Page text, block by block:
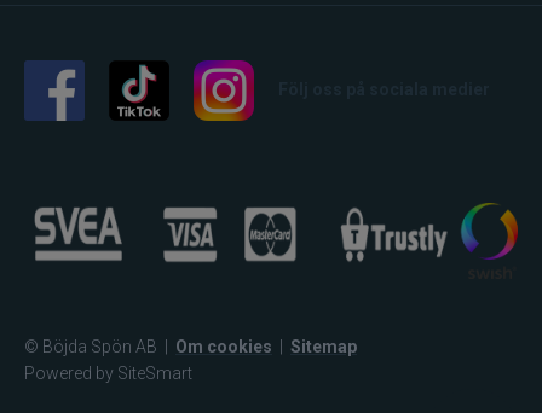
Fibe
Fladen
Fox Rage
© Böjda Spön AB Om cookies
Sitemap
Powered by SiteSmart